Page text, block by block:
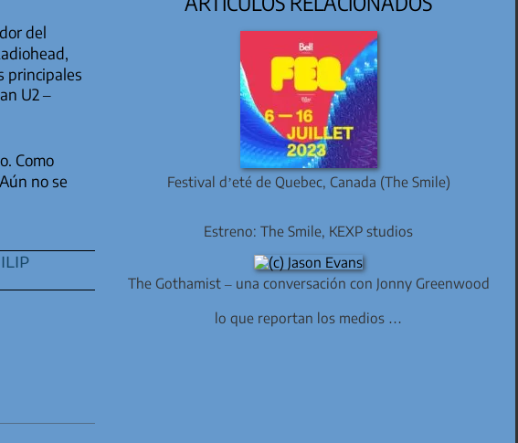
del
principales
U2 –
Como
no se
Festival d’eté de Quebec, Canada (The Smile)
Estreno: The Smile, KEXP studios
The Gothamist – una conversación con Jonny Greenwood
lo que reportan los medios …